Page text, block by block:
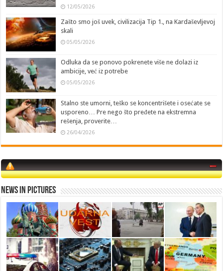
12/05/2026
Zašto smo još uvek, civilizacija Tip 1., na Kardaševljevoj
skali
05/05/2026
Odluka da se ponovo pokrenete više ne dolazi iz
ambicije, već iz potrebe
05/05/2026
Stalno ste umorni, teško se koncentrišete i osećate se
usporeno… Pre nego što pređete na ekstremna
rešenja, proverite…
26/04/2026
News in Pictures